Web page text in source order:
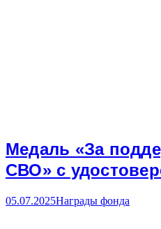
Медаль «За
СВО» с
05.07.2025Награды фонда